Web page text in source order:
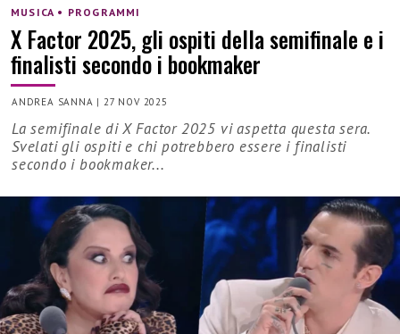
MUSICA • PROGRAMMI
X Factor 2025, gli ospiti della semifinale e i
finalisti secondo i bookmaker
ANDREA SANNA |27 NOV 2025
La semifinale di X Factor 2025 vi aspetta questa sera.
Svelati gli ospiti e chi potrebbero essere i finalisti
secondo i bookmaker...